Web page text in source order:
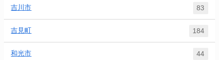
吉川市 83
吉見町 184
和光市 44